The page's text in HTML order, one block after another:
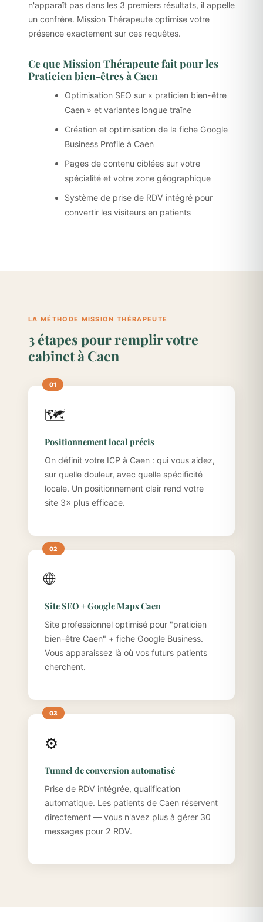
n'apparaît pas dans les 3 premiers résultats, il appelle
un confrère. Mission Thérapeute optimise votre
présence exactement sur ces requêtes.
Ce que Mission Thérapeute fait pour les
Praticien bien-êtres à Caen
Optimisation SEO sur « praticien bien-être
Caen » et variantes longue traîne
Création et optimisation de la fiche Google
Business Profile à Caen
Pages de contenu ciblées sur votre
spécialité et votre zone géographique
Système de prise de RDV intégré pour
convertir les visiteurs en patients
LA MÉTHODE MISSION THÉRAPEUTE
3 étapes pour remplir votre
cabinet à Caen
🗺️
Positionnement local précis
On définit votre ICP à Caen : qui vous aidez,
sur quelle douleur, avec quelle spécificité
locale. Un positionnement clair rend votre
site 3× plus efficace.
🌐
Site SEO + Google Maps Caen
Site professionnel optimisé pour "praticien
bien-être Caen" + fiche Google Business.
Vous apparaissez là où vos futurs patients
cherchent.
⚙️
Tunnel de conversion automatisé
Prise de RDV intégrée, qualification
automatique. Les patients de Caen réservent
directement — vous n'avez plus à gérer 30
messages pour 2 RDV.